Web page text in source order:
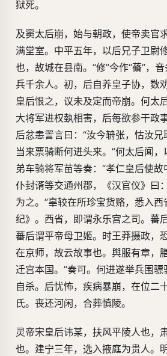
狱死。
及窦太后崩，始与朝政，使帝卖官
满堂室。中平五年，以后兄子卫尉
也，故城在县南。“修”今作“蓨”，
兵千余人。初，后自养皇子协，数
皇后恨之，议未及定而帝崩。何太
大将军进权埶相害，后每欲参干政
后忿恚詈言曰：“汝今辀张，怙汝兄
当来票骑断何进头来。”何太后闻
弟车骑将军苗等奏：“孝仁皇后使
仆封谞等交通州郡，《汉官仪》曰
为之。”辜较在所珍宝货赂，悉入
纪》。西省，即谓永乐宫之司。蕃
蕃后谓平帝母卫姬。时王莽摄政，
在京师，故云故事也。舆服有章，
迁宫本国。”奏可。何进遂举兵围
自杀。后忧怖，疾病暴崩，在位二
氏。丧还河闲，合葬慎陵。
灵帝宋皇后讳某，扶风平陵人也，
也。建宁三年，选入掖庭为贵人。